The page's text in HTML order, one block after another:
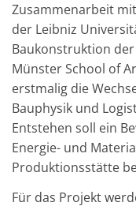
Zusammenarbeit
der Leibniz
Baukonstruktion
Münster School of
erstmalig die
Bauphysik und
Entstehen soll ein
Energie- und
Produktionsstätte
Für das Projekt